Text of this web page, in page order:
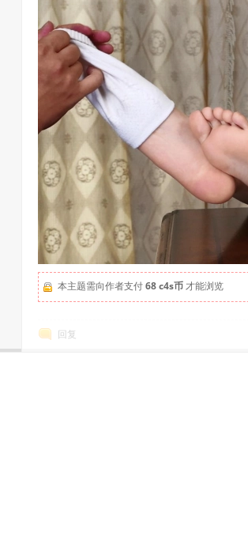
本主题需向作者支付68 c4s币才能浏览
回复